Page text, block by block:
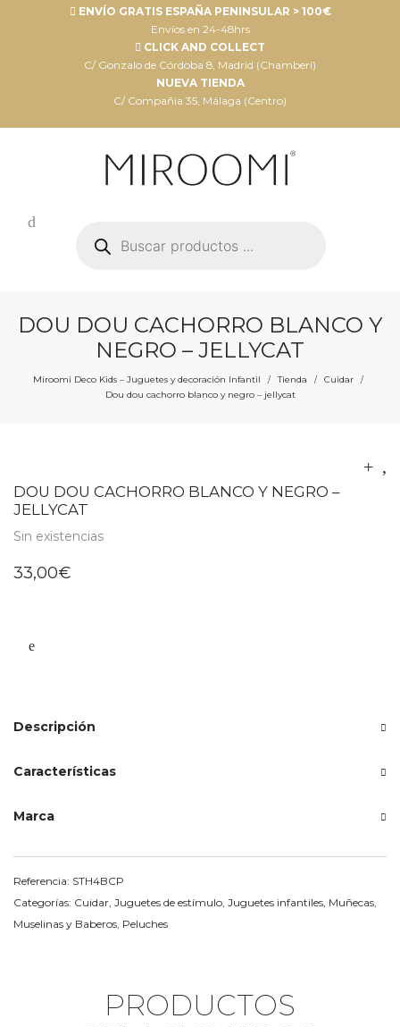
ENVÍO GRATIS ESPAÑA PENINSULAR > 100€
Envíos en 24-48hrs
CLICK AND COLLECT
C/ Gonzalo de Córdoba 8, Madrid (Chamberí)
NUEVA TIENDA
C/ Compañia 35, Málaga (Centro)
productos
DOU DOU CACHORRO BLANCO Y
NEGRO – JELLYCAT
Miroomi Deco Kids – Juguetes y decoración Infantil / Tienda / Cuidar /
Dou dou cachorro blanco y negro – jellycat
DOU DOU CACHORRO BLANCO Y NEGRO –
JELLYCAT
Sin existencias
33,00€
Descripción
Características
Marca
Referencia: STH4BCP
Categorías: Cuidar Juguetes de estímulo Juguetes infantiles Muñecas
Muselinas y Baberos Peluches
PRODUCTOS